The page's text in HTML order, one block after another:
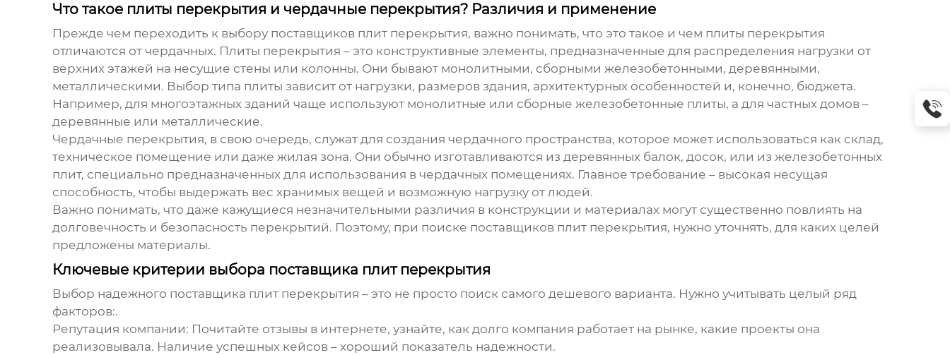
Что такое плиты перекрытия и чердачные перекрытия? Различия и применение
Прежде чем переходить к выбору поставщиков плит перекрытия, важно понимать, что это такое и чем плиты перекрытия
отличаются от чердачных. Плиты перекрытия – это конструктивные элементы, предназначенные для распределения нагрузки от
верхних этажей на несущие стены или колонны. Они бывают монолитными, сборными железобетонными, деревянными,
металлическими. Выбор типа плиты зависит от нагрузки, размеров здания, архитектурных особенностей и, конечно, бюджета.
Например, для многоэтажных зданий чаще используют монолитные или сборные железобетонные плиты, а для частных домов –
деревянные или металлические.
Чердачные перекрытия, в свою очередь, служат для создания чердачного пространства, которое может использоваться как склад,
техническое помещение или даже жилая зона. Они обычно изготавливаются из деревянных балок, досок, или из железобетонных
плит, специально предназначенных для использования в чердачных помещениях. Главное требование – высокая несущая
способность, чтобы выдержать вес хранимых вещей и возможную нагрузку от людей.
Важно понимать, что даже кажущиеся незначительными различия в конструкции и материалах могут существенно повлиять на
долговечность и безопасность перекрытий. Поэтому, при поиске поставщиков плит перекрытия, нужно уточнять, для каких целей
предложены материалы.
Ключевые критерии выбора поставщика плит перекрытия
Выбор надежного поставщика плит перекрытия – это не просто поиск самого дешевого варианта. Нужно учитывать целый ряд
факторов:.
Репутация компании: Почитайте отзывы в интернете, узнайте, как долго компания работает на рынке, какие проекты она
реализовывала. Наличие успешных кейсов – хороший показатель надежности.